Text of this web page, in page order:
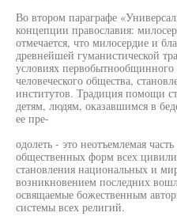
Во втором параграфе
концепции православия:
отмечается, что милосердие и
древнейшей гуманистической
условиях
человеческого общества,
институтов. Традиция помощи
детям, людям, оказавшимся в
ее пре-
одолеть - это неотъемлемая
общественных форм всех
становления национальных и
возникновением последних
освящаемые божественным
системы всех религий.